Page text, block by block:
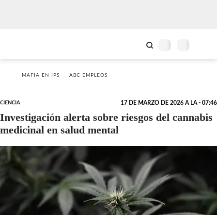
MAFIA EN IPS ABC EMPLEOS
CIENCIA 17 DE MARZO DE 2026 A LA - 07:46
Investigación alerta sobre riesgos del cannabis
medicinal en salud mental